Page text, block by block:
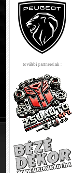
további partnereink :